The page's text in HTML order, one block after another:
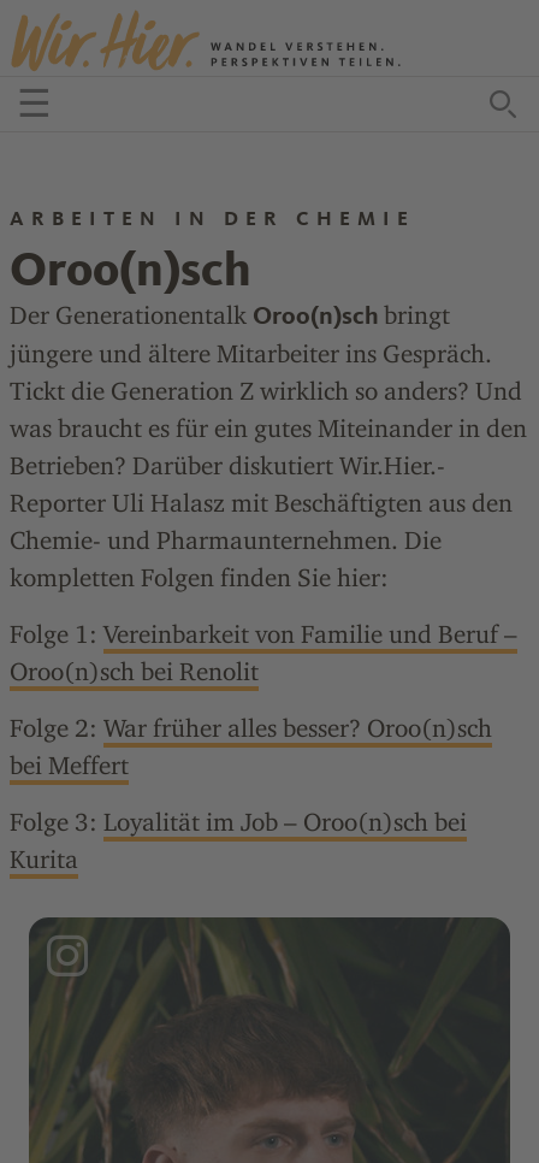
Zum Inhalt springen
☰Menü öffnen
ARBEITEN IN DER CHEMIE
Oroo(n)sch
Der Generationentalk Oroo(n)sch bringt
jüngere und ältere Mitarbeiter ins Gespräch.
Tickt die Generation Z wirklich so anders? Und
was braucht es für ein gutes Miteinander in den
Betrieben? Darüber diskutiert Wir.Hier.-
Reporter Uli Halasz mit Beschäftigten aus den
Chemie- und Pharmaunternehmen. Die
kompletten Folgen finden Sie hier:
Folge 1:Vereinbarkeit von Familie und Beruf –
Oroo(n)sch bei Renolit
Folge 2: War früher alles besser? Oroo(n)sch
bei Meffert
Folge 3: Loyalität im Job – Oroo(n)sch bei
Kurita
Instagram Post: